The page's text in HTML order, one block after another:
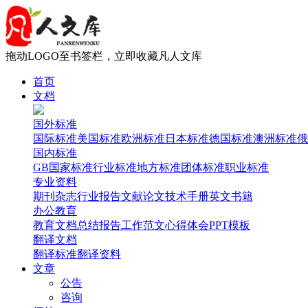
拖动LOGO至书签栏，立即收藏凡人文库
首页
文档
国外标准
国际标准美国标准欧洲标准日本标准德国标准澳洲标准
国内标准
GB国家标准行业标准地方标准团体标准职业标准
专业资料
期刊杂志行业报告文献论文技术手册英文书籍
办公教育
教育文档总结报告工作范文心得体会PPT模板
翻译文档
翻译标准翻译资料
文章
公告
咨询